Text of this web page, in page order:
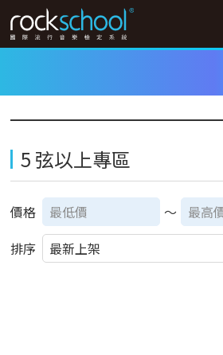
5 弦以上專區
價格 ～
排序